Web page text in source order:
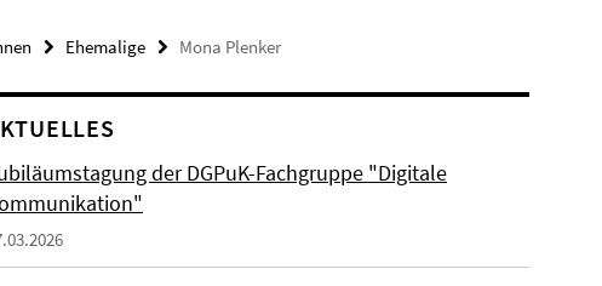
Ehemalige Mona Plenker
der DGPuK-Fachgruppe "Digitale